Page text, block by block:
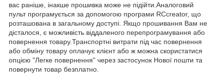
вас раніше, інакше прошивка може не підійти.Аналоговий
пульт програмується за допомогою програми RCcreator, що
розташована в загальному доступі. Якщо прошивання Вам не
дісталося, є можливість віддаленого перепрограмування або
повернення товару.Транспортні витрати під час повернення
або обміну товару оплачує клієнт або ж можна скористатися
опцією "Легке повернення" через застосунок Нової пошти та
повернути товар безплатно.